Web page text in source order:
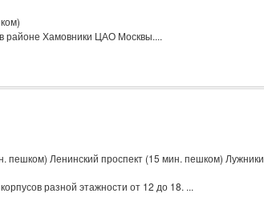
районе Хамовники ЦАО Москвы....
Ленинский проспект (15 мин. пешком) Лужники
разной этажности от 12 до 18. ...